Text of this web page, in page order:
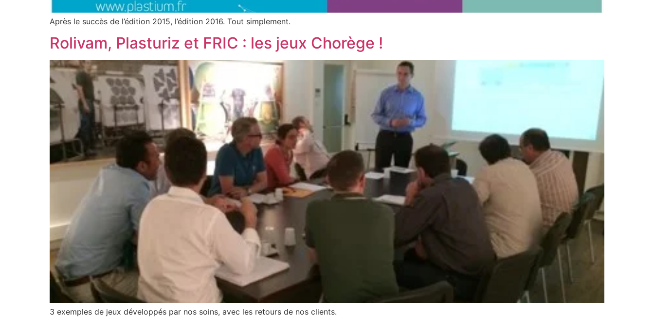
Après le succès de l’édition 2015, l’édition 2016. Tout simplement.
Rolivam, Plasturiz et FRIC : les jeux Chorège !
3 exemples de jeux développés par nos soins, avec les retours de nos clients.